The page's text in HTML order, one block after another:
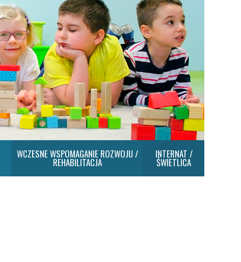
WCZESNE WSPOMAGANIE ROZWOJU /
REHABILITACJA
INTERNAT /
ŚWIETLICA